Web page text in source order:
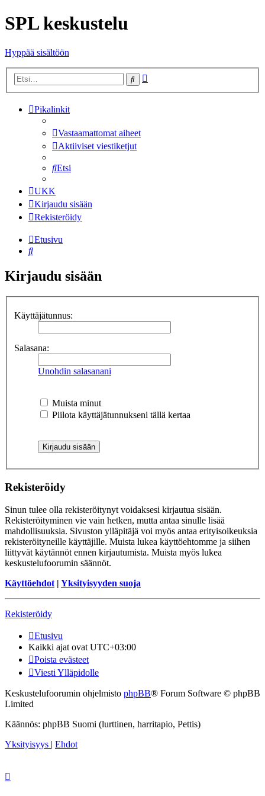
SPL keskustelu
Hyppää sisältöön
Etsi
Pikalinkit
Vastaamattomat aiheet
Aktiiviset viestiketjut
Etsi
UKK
Kirjaudu sisään
Rekisteröidy
Etusivu
Etsi
Kirjaudu sisään
Käyttäjätunnus:
Salasana:
Unohdin salasanani
Muista minut
Piilota käyttäjätunnukseni tällä kertaa
Rekisteröidy
Sinun tulee olla rekisteröitynyt voidaksesi kirjautua sisään.
Rekisteröityminen vie vain hetken, mutta antaa sinulle lisää
mahdollisuuksia. Sivuston ylläpitäjä voi myös antaa erityisoikeuksia
rekisteröityneille käyttäjille. Muista lukea käyttöehtomme ja siihen
liittyvät käytännöt ennen kirjautumista. Muista myös lukea
keskustelufoorumin säännöt.
Käyttöehdot | Yksityisyyden suoja
Rekisteröidy
Etusivu
Kaikki ajat ovat UTC+03:00
Poista evästeet
Viesti Ylläpidolle
Keskustelufoorumin ohjelmisto phpBB® Forum Software © phpBB
Limited
Käännös: phpBB Suomi (lurttinen, harritapio, Pettis)
Yksityisyys | Ehdot